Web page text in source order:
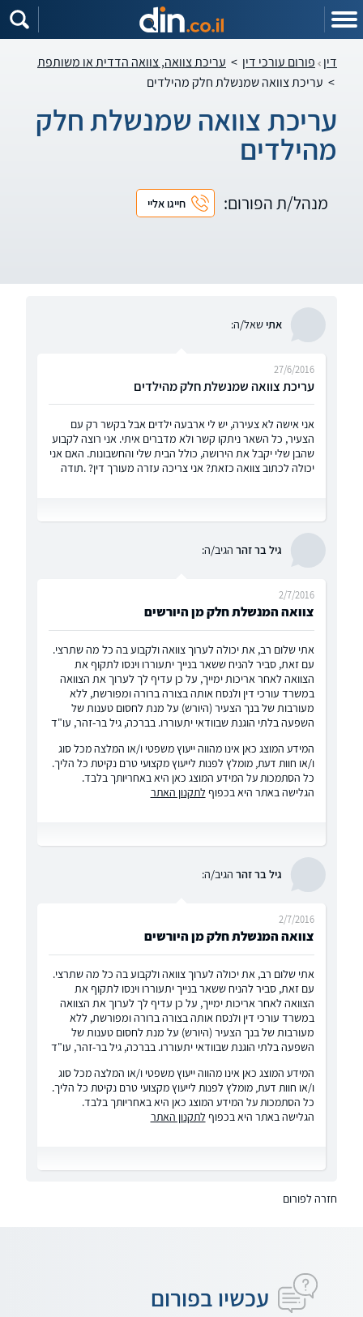
דין פורום עורכי דין > עריכת צוואה, צוואה הדדית או משותפת
> עריכת צוואה שמנשלת חלק מהילדים
עריכת צוואה שמנשלת חלק
מהילדים
מנהל/ת הפורום: חייגו אליי
אתישאל/ה:
עריכת צוואה שמנשלת חלק מהילדים
27/6/2016
אני אישה לא צעירה, יש לי ארבעה ילדים אבל בקשר רק עם
הצעיר, כל השאר ניתקו קשר ולא מדברים איתי. אני רוצה לקבוע
שהבן שלי יקבל את הירושה, כולל הבית שלי והחשבונות. האם אני
יכולה לכתוב צוואה כזאת? אני צריכה עזרה מעורך דין? .תודה
גיל בר זהר הגיב/ה:
צוואה המנשלת חלק מן היורשים
2/7/2016
אתי שלום רב, את יכולה לערוך צוואה ולקבוע בה כל מה שתרצי.
עם זאת, סביר להניח ששאר בנייך יתעוררו וינסו לתקוף את
הצוואה לאחר אריכות ימייך, על כן עדיף לך לערוך את הצוואה
במשרד עורכי דין ולנסח אותה בצורה ברורה ומפורשת, ללא
מעורבות של בנך הצעיר (היורש) על מנת לחסום טענות של
השפעה בלתי הוגנת שבוודאי יתעוררו. בברכה, גיל בר-זהר, עו"ד
המידע המוצג כאן אינו מהווה ייעוץ משפטי ו/או המלצה מכל סוג
ו/או חוות דעת, מומלץ לפנות לייעוץ מקצועי טרם נקיטת כל הליך.
כל הסתמכות על המידע המוצג כאן היא באחריותך בלבד.
הגלישה באתר היא בכפוף לתקנון האתר
גיל בר זהר הגיב/ה:
צוואה המנשלת חלק מן היורשים
2/7/2016
אתי שלום רב, את יכולה לערוך צוואה ולקבוע בה כל מה שתרצי.
עם זאת, סביר להניח ששאר בנייך יתעוררו וינסו לתקוף את
הצוואה לאחר אריכות ימייך, על כן עדיף לך לערוך את הצוואה
במשרד עורכי דין ולנסח אותה בצורה ברורה ומפורשת, ללא
מעורבות של בנך הצעיר (היורש) על מנת לחסום טענות של
השפעה בלתי הוגנת שבוודאי יתעוררו. בברכה, גיל בר-זהר, עו"ד
המידע המוצג כאן אינו מהווה ייעוץ משפטי ו/או המלצה מכל סוג
ו/או חוות דעת, מומלץ לפנות לייעוץ מקצועי טרם נקיטת כל הליך.
כל הסתמכות על המידע המוצג כאן היא באחריותך בלבד.
הגלישה באתר היא בכפוף לתקנון האתר
חזרה לפורום
עכשיו בפורום